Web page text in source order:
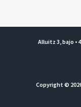
Alluitz 3, bajo •
Copyright ©